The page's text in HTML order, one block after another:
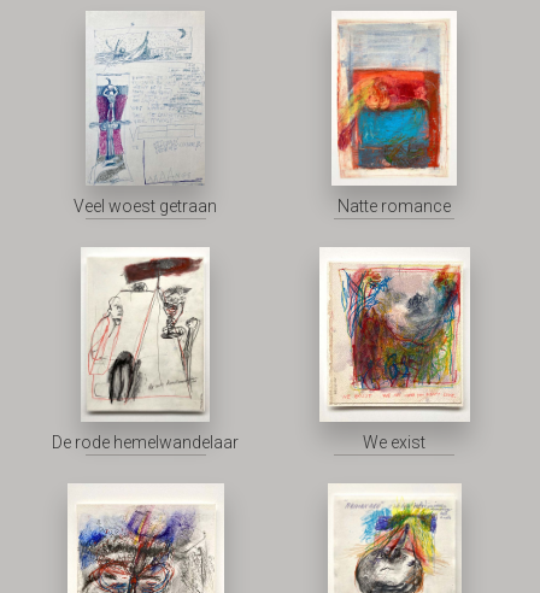
Veel woest getraan Natte romance
De rode hemelwandelaar We exist